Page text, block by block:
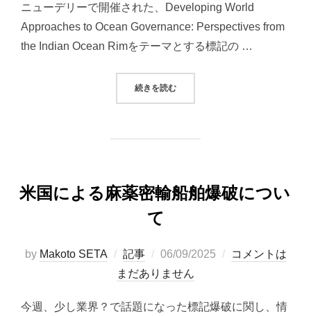
ニューデリーで開催された、Developing World
Approaches to Ocean Governance: Perspectives from
the Indian Ocean Rimをテーマとする標記の …
続きを読む“THE 48TH CONFERENCE ON
米国による麻薬密輸船舶爆破につい
て
by Makoto SETA 記事
投
稿
06/09/2025
コメントは
まだありません
今週、少し業界？で話題になった標記爆破に関し、情